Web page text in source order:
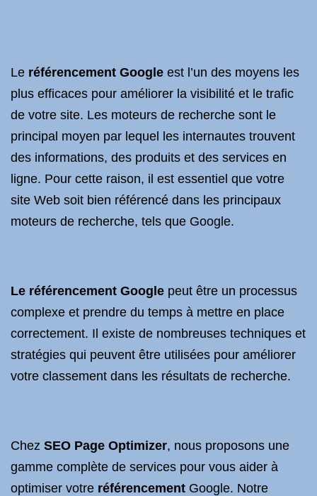
Le référencement Google est l’un des moyens les
plus efficaces pour améliorer la visibilité et le trafic
de votre site. Les moteurs de recherche sont le
principal moyen par lequel les internautes trouvent
des informations, des produits et des services en
ligne. Pour cette raison, il est essentiel que votre
site Web soit bien référencé dans les principaux
moteurs de recherche, tels que Google.
Le référencement Google peut être un processus
complexe et prendre du temps à mettre en place
correctement. Il existe de nombreuses techniques et
stratégies qui peuvent être utilisées pour améliorer
votre classement dans les résultats de recherche.
Chez SEO Page Optimizer, nous proposons une
gamme complète de services pour vous aider à
optimiser votre référencement Google. Notre